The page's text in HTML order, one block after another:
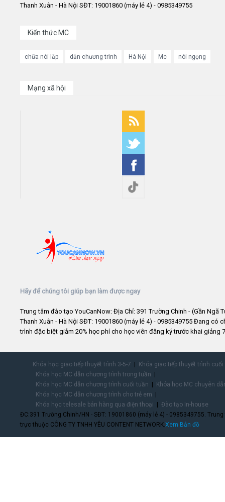
Thanh Xuân - Hà Nội SĐT: 19001860 (máy lẻ 4) - 0985349755
Kiến thức MC
chữa nói lắp dẫn chương trình Hà Nội Mc nói ngọng
Mạng xã hội
Hãy để chúng tôi giúp bạn làm được ngay
Trung tâm đào tạo YouCanNow: Địa Chỉ: 391 Trường Chinh - (Gần Ngã
Thanh Xuân - Hà Nội SĐT: 19001860 (máy lẻ 4) - 0985349755 Đang có
trình đặc biệt giảm 20% học phí cho học viên đăng ký trước khai giảng
Khóa học giao tiếp thuyết trình 3-5-7
Khóa giao tiếp thuyết trình
Khóa học MC dẫn chương trình trong tuần
Khóa học MC dẫn chương trình cuối tuần
Khóa học MC chuyên
Khóa học MC dẫn chương trình cho trẻ em
Khóa học telesale bán hàng qua điện thoại
Đào tạo In-house
ĐC:391 Trường Chinh/HN - SĐT: 19001860 (máy lẻ 4) - 0985349755.
trực thuộc CÔNG TY TNHH YÊU CONTENT NETWORK.Xem Bản đồ